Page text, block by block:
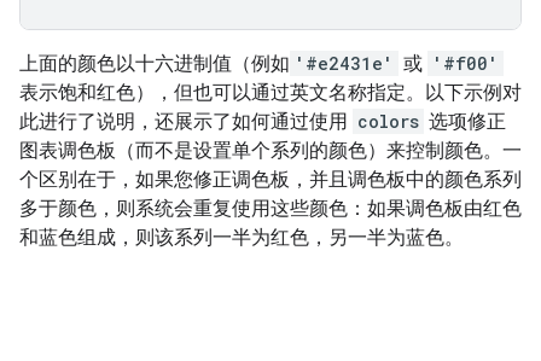
上面的颜色以十六进制值（例如 '#e2431e' 或 '#f00'
表示饱和红色），但也可以通过英文名称指定。以下示例对
此进行了说明，还展示了如何通过使用 colors 选项修正
图表调色板（而不是设置单个系列的颜色）来控制颜色。一
个区别在于，如果您修正调色板，并且调色板中的颜色系列
多于颜色，则系统会重复使用这些颜色：如果调色板由红色
和蓝色组成，则该系列一半为红色，另一半为蓝色。